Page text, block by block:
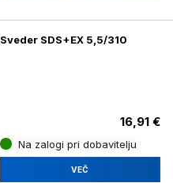
Sveder SDS+EX 5,5/310
16,91 €
Na zalogi pri dobavitelju
VEČ